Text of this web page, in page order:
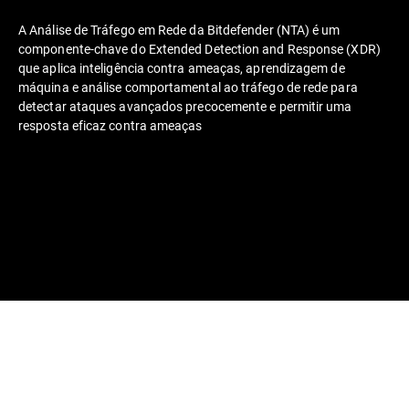
A Análise de Tráfego em Rede da Bitdefender (NTA) é um
componente-chave do Extended Detection and Response (XDR)
que aplica inteligência contra ameaças, aprendizagem de
máquina e análise comportamental ao tráfego de rede para
detectar ataques avançados precocemente e permitir uma
resposta eficaz contra ameaças